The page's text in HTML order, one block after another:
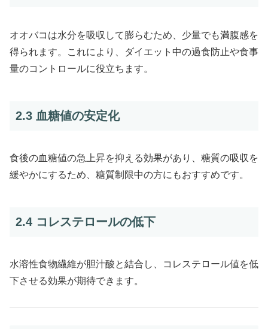
オオバコは水分を吸収して膨らむため、少量でも満腹感を
得られます。これにより、ダイエット中の過食防止や食事
量のコントロールに役立ちます。
2.3 血糖値の安定化
食後の血糖値の急上昇を抑える効果があり、糖質の吸収を
緩やかにするため、糖質制限中の方にもおすすめです。
2.4 コレステロールの低下
水溶性食物繊維が胆汁酸と結合し、コレステロール値を低
下させる効果が期待できます。